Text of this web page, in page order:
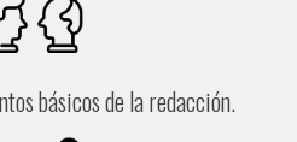
básicos de la redacción.